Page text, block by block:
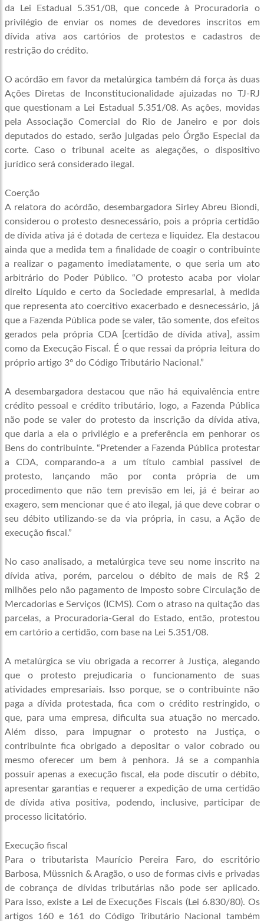
da Lei Estadual 5.351/08, que concede à Procuradoria o
privilégio de enviar os nomes de devedores inscritos em
dívida ativa aos cartórios de protestos e cadastros de
restrição do crédito.
O acórdão em favor da metalúrgica também dá força às duas
Ações Diretas de Inconstitucionalidade ajuizadas no TJ-RJ
que questionam a Lei Estadual 5.351/08. As ações, movidas
pela Associação Comercial do Rio de Janeiro e por dois
deputados do estado, serão julgadas pelo Órgão Especial da
corte. Caso o tribunal aceite as alegações, o dispositivo
jurídico será considerado ilegal.
Coerção
A relatora do acórdão, desembargadora Sirley Abreu Biondi,
considerou o protesto desnecessário, pois a própria certidão
de dívida ativa já é dotada de certeza e liquidez. Ela destacou
ainda que a medida tem a finalidade de coagir o contribuinte
a realizar o pagamento imediatamente, o que seria um ato
arbitrário do Poder Público. “O protesto acaba por violar
direito
Líquidoe certo daSociedade empresarial, à medida
que representa ato coercitivo exacerbado e desnecessário, já
que a Fazenda Pública pode se valer, tão somente, dos efeitos
gerados pela própria CDA [certidão de dívida ativa], assim
como da Execução Fiscal. É o que ressai da própria leitura do
próprio artigo 3º do Código Tributário Nacional.”
A desembargadora destacou que não há equivalência entre
crédito pessoal e crédito tributário, logo, a Fazenda Pública
não pode se valer do protesto da inscrição da dívida ativa,
que daria a ela o privilégio e a preferência em penhorar os
Bensdo contribuinte. “Pretender a Fazenda Pública protestar
a CDA, comparando-a a um título cambial passível de
protesto, lançando mão por conta própria de um
procedimento que não tem previsão em lei, já é beirar ao
exagero, sem mencionar que é ato ilegal, já que deve cobrar o
seu débito utilizando-se da via própria, in casu, aAção de
execução fiscal.”
No caso analisado, a metalúrgica teve seu nome inscrito na
dívida ativa, porém, parcelou o débito de mais de R$ 2
milhões pelo não pagamento de Imposto sobre Circulação de
Mercadorias eServiços (ICMS). Com o atraso na quitação das
parcelas, a Procuradoria-Geral do Estado, então, protestou
em cartório a certidão, com base na Lei 5.351/08.
A metalúrgica se viu obrigada a recorrer à Justiça, alegando
que o protesto prejudicaria o funcionamento de suas
atividades empresariais. Isso porque, se o contribuinte não
paga a dívida protestada, fica com o crédito restringido, o
que, para uma empresa, dificulta sua atuação no mercado.
Além disso, para impugnar o protesto na Justiça, o
contribuinte fica obrigado a depositar o valor cobrado ou
mesmo oferecer um bem à penhora. Já se a companhia
possuir apenas a execução fiscal, ela pode discutir o débito,
apresentar garantias e requerer a expedição de uma certidão
de dívida ativa positiva, podendo, inclusive, participar de
processo licitatório.
Execução fiscal
Para o tributarista Maurício Pereira Faro, do escritório
Barbosa, Müssnich & Aragão, o uso de formas civis e privadas
de cobrança de dívidas tributárias não pode ser aplicado.
Para isso, existe a Lei de Execuções Fiscais (Lei 6.830/80). Os
artigos 160 e 161 do Código Tributário Nacional também